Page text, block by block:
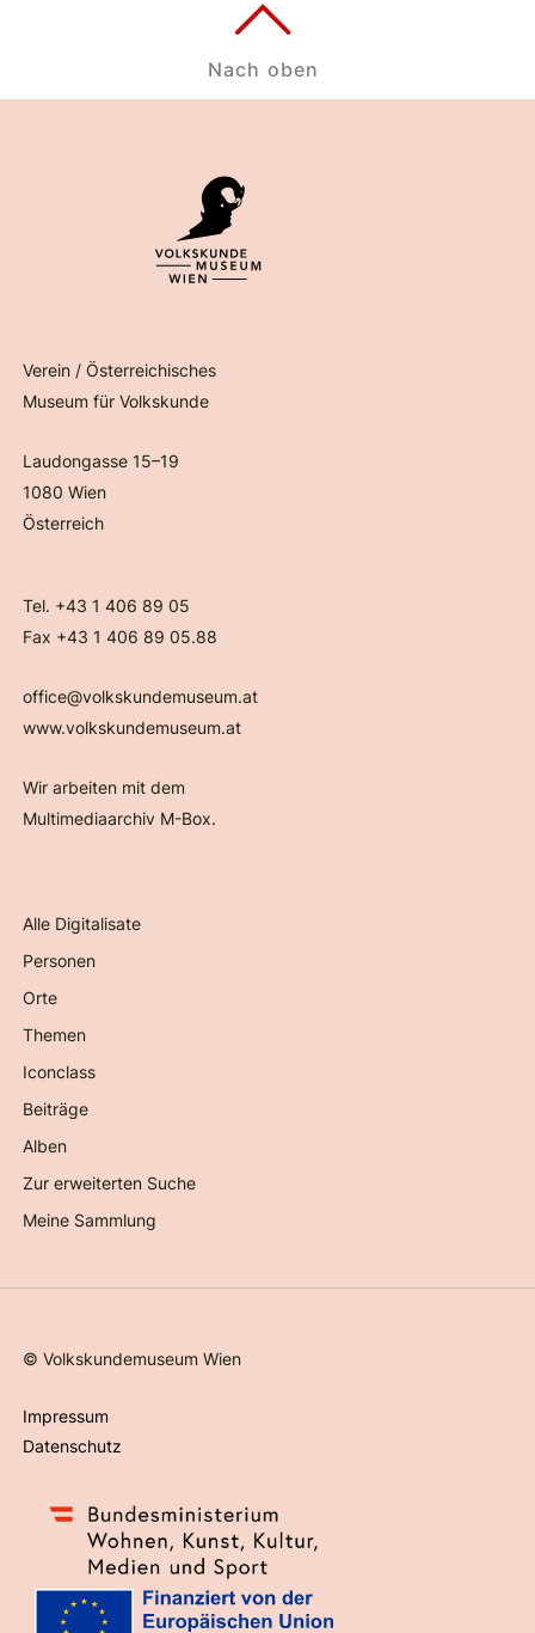
Verein / Österreichisches
Museum für Volkskunde
Laudongasse 15–19
1080 Wien
Österreich
Tel. +43 1 406 89 05
Fax +43 1 406 89 05.88
office@volkskundemuseum.at
www.volkskundemuseum.at
Wir arbeiten mit dem
Multimediaarchiv M-Box.
Alle Digitalisate
Personen
Orte
Themen
Iconclass
Beiträge
Alben
Zur erweiterten Suche
Meine Sammlung
©Volkskundemuseum Wien
Impressum
Datenschutz
Nach oben